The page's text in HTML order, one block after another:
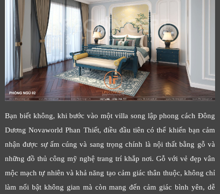
Bạn biết không, khi bước vào một villa song lập phong cách Đông
Dương Novaworld Phan Thiết, điều đầu tiên có thể khiến bạn cảm
nhận được sự ấm cúng và sang trọng chính là nội thất bằng gỗ và
những đồ thủ công mỹ nghệ trang trí khắp nơi. Gỗ với vẻ đẹp vân
mộc mạch tự nhiên và khả năng tạo cảm giác thân thuộc, không chỉ
làm nổi bật không gian mà còn mang đến cảm giác bình yên, dễ